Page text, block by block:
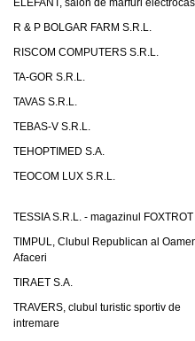
ELEFANT, salon de marfuri
R & P BOLGAR FARM S.R.L.
RISCOM COMPUTERS S.R.L.
TA-GOR S.R.L.
TAVAS S.R.L.
TEBAS-V S.R.L.
TEHOPTIMED S.A.
TEOCOM LUX S.R.L.
TESSIA S.R.L. - magazinul FOXTROT
TIMPUL, Clubul Republican al
Afaceri
TIRAET S.A.
TRAVERS, clubul turistic sportiv de
intremare